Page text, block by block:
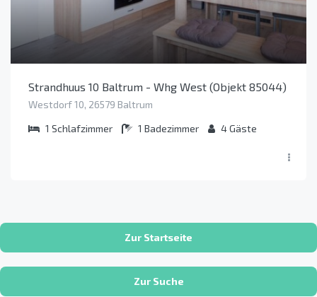
Strandhuus 10 Baltrum - Whg West (Objekt 85044)
Westdorf 10, 26579 Baltrum
1 Schlafzimmer 1 Badezimmer 4Gäste
Zur Startseite
Zur Suche